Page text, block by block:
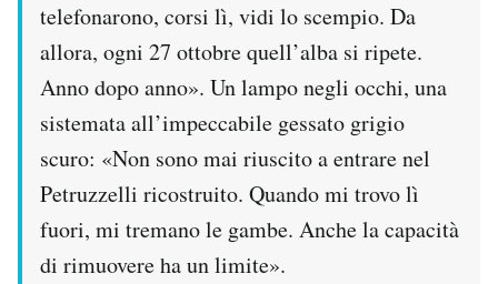
telefonarono, corsi lì, vidi lo scempio. Da
allora, ogni 27 ottobre quell’alba si ripete.
Anno dopo anno». Un lampo negli occhi, una
sistemata all’impeccabile gessato grigio
scuro: «Non sono mai riuscito a entrare nel
Petruzzelli ricostruito. Quando mi trovo lì
fuori, mi tremano le gambe. Anche la capacità
di rimuovere ha un limite».